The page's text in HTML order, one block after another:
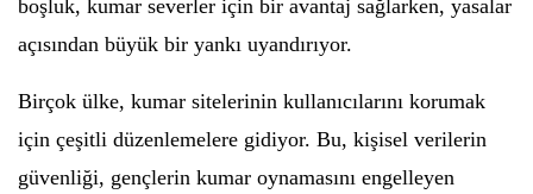
boşluk, kumar severler için bir avantaj sağlarken, yasalar
açısından büyük bir yankı uyandırıyor.
Birçok ülke, kumar sitelerinin kullanıcılarını korumak
için çeşitli düzenlemelere gidiyor. Bu, kişisel verilerin
güvenliği, gençlerin kumar oynamasını engelleyen